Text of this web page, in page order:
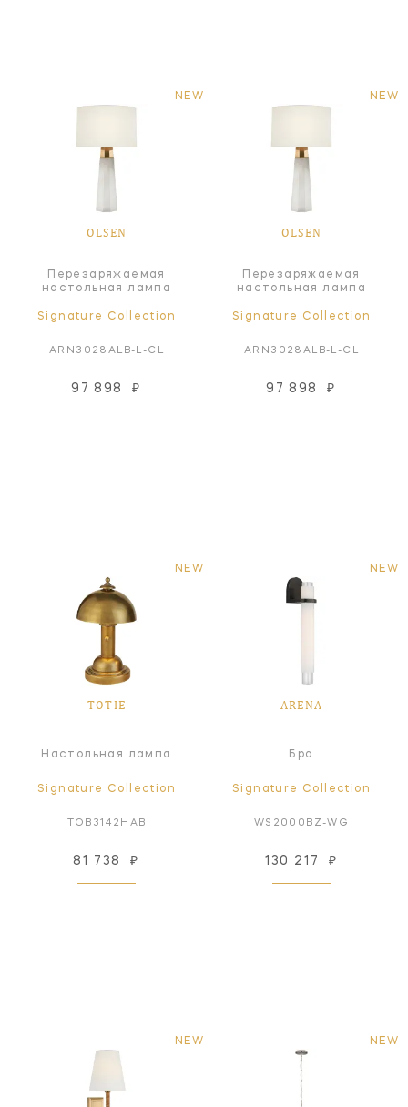
NEW
OLSEN
Перезаряжаемая
настольная лампа
Signature Collection
ARN3028ALB-L-CL
97 898 ₽
NEW
OLSEN
Перезаряжаемая
настольная лампа
Signature Collection
ARN3028ALB-L-CL
97 898 ₽
NEW
TOTIE
Настольная лампа
Signature Collection
TOB3142HAB
81 738 ₽
NEW
ARENA
Бра
Signature Collection
WS2000BZ-WG
130 217 ₽
NEW NEW